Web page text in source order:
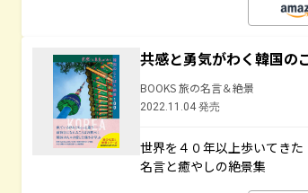
共感と勇気がわく韓国の
BOOKS 旅の名言＆絶景
2022.11.04 発売
世界を４０年以上歩いてき
名言と癒やしの絶景集